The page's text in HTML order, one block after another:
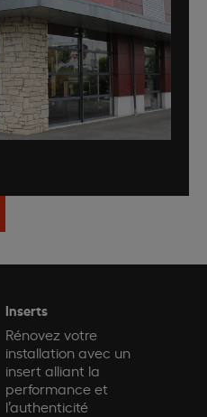
Inserts
Rénovez votre
installation avec un
insert alliant la
performance et
l’authenticité